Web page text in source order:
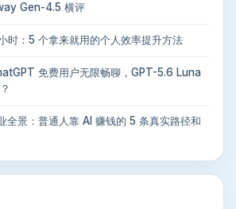
Gen-4.5 横评
时：5 个拿来就用的个人效率提升方法
免费用户无限畅聊，GPT-5.6 Luna
景：普通人靠 AI 赚钱的 5 条真实路径和